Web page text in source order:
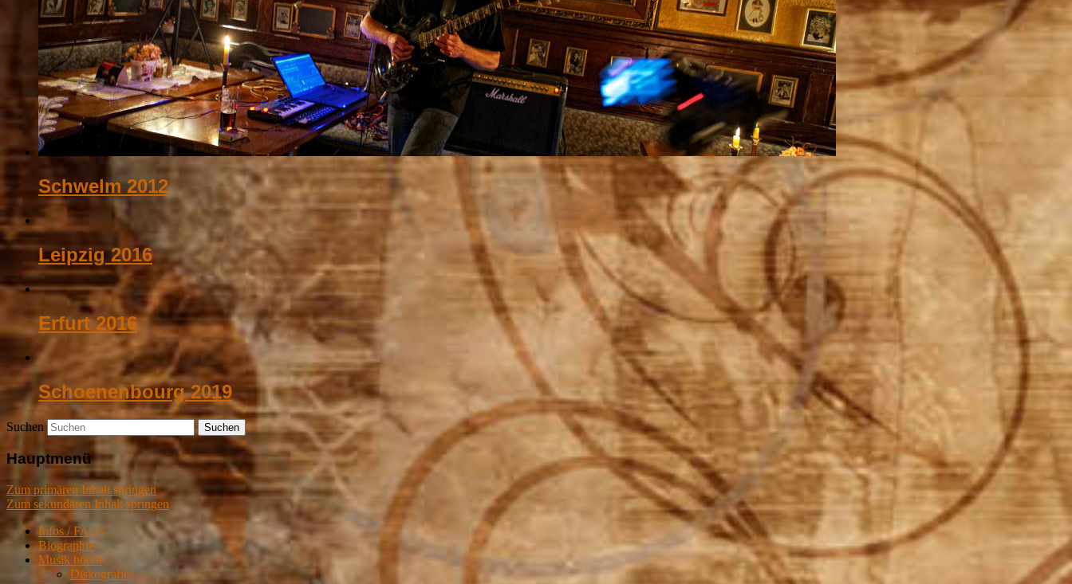
Schwelm 2012
Leipzig 2016
Erfurt 2016
Schoenenbourg 2019
Suchen
Hauptmenü
Zum primären Inhalt springen
Zum sekundären Inhalt springen
Infos / FAQs
Biographie
Musik hören
Diskografie